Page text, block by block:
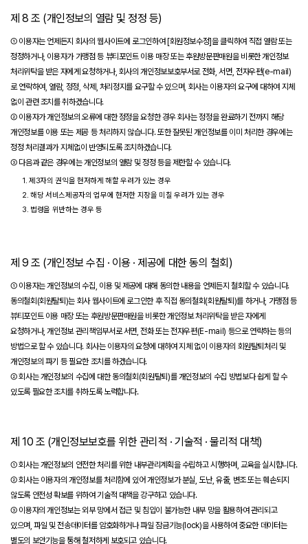
제 8 조 (개인정보의 열람 및 정정 등)
① 이용자는 언제든지 회사의 웹사이트에 로그인하여 [회원정보수정]을 클릭하여 직접 열람 또는
정정하거나, 이용자가 가맹점 등 뷰티포인트 이용 매장 또는 후원방문판매원을 비롯한 개인정보
처리위탁을 받은 자에게 요청하거나, 회사의 개인정보보호부서로 전화, 서면, 전자우편(e-mail)
로 연락하여, 열람, 정정, 삭제, 처리정지를 요구할 수 있으며, 회사는 이용자의 요구에 대하여 지체
없이 관련 조치를 취하겠습니다.
② 이용자가 개인정보의 오류에 대한 정정을 요청한 경우 회사는 정정을 완료하기 전까지 해당
개인정보를 이용 또는 제공 등 처리하지 않습니다. 또한 잘못된 개인정보를 이미 처리한 경우에는
정정 처리결과가 지체없이 반영되도록 조치하겠습니다.
③ 다음과 같은 경우에는 개인정보의 열람 및 정정 등을 제한할 수 있습니다.
1. 제3자의 권익을 현저하게 해할 우려가 있는 경우
2. 해당 서비스제공자의 업무에 현저한 지장을 미칠 우려가 있는 경우
3. 법령을 위반하는 경우 등
제 9 조 (개인정보 수집 · 이용 · 제공에 대한 동의 철회)
① 이용자는 개인정보의 수집, 이용 및 제공에 대해 동의한 내용을 언제든지 철회할 수 있습니다.
동의철회(회원탈퇴)는 회사 웹사이트에 로그인한 후 직접 동의철회(회원탈퇴)를 하거나, 가맹점 등
뷰티포인트 이용 매장 또는 후원방문판매원을 비롯한 개인정보 처리위탁을 받은 자에게
요청하거나, 개인정보 관리책임부서로 서면, 전화 또는 전자우편(E-mail) 등으로 연락하는 등의
방법으로 할 수 있습니다. 회사는 이용자의 요청에 대하여 지체 없이 이용자의 회원탈퇴처리 및
개인정보의 파기 등 필요한 조치를 하겠습니다.
② 회사는 개인정보의 수집에 대한 동의철회(회원탈퇴)를 개인정보의 수집 방법보다 쉽게 할 수
있도록 필요한 조치를 취하도록 노력합니다.
제 10 조 (개인정보보호를 위한 관리적 · 기술적 · 물리적 대책)
① 회사는 개인정보의 안전한 처리를 위한 내부관리계획을 수립하고 시행하며, 교육을 실시합니다.
② 회사는 이용자의 개인정보를 처리함에 있어 개인정보가 분실, 도난, 유출, 변조 또는 훼손되지
않도록 안전성 확보를 위하여 기술적 대책을 강구하고 있습니다.
③ 이용자의 개인정보는 외부 망에서 접근 및 침입이 불가능한 내부 망을 활용하여 관리되고
있으며, 파일 및 전송데이터를 암호화하거나 파일 잠금기능(lock)을 사용하여 중요한 데이터는
별도의 보안기능을 통해 철저하게 보호되고 있습니다.